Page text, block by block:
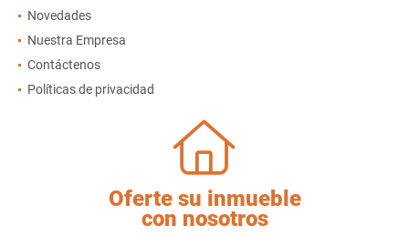
Novedades
Nuestra Empresa
Contáctenos
Políticas de privacidad
Oferte su inmueble
con nosotros